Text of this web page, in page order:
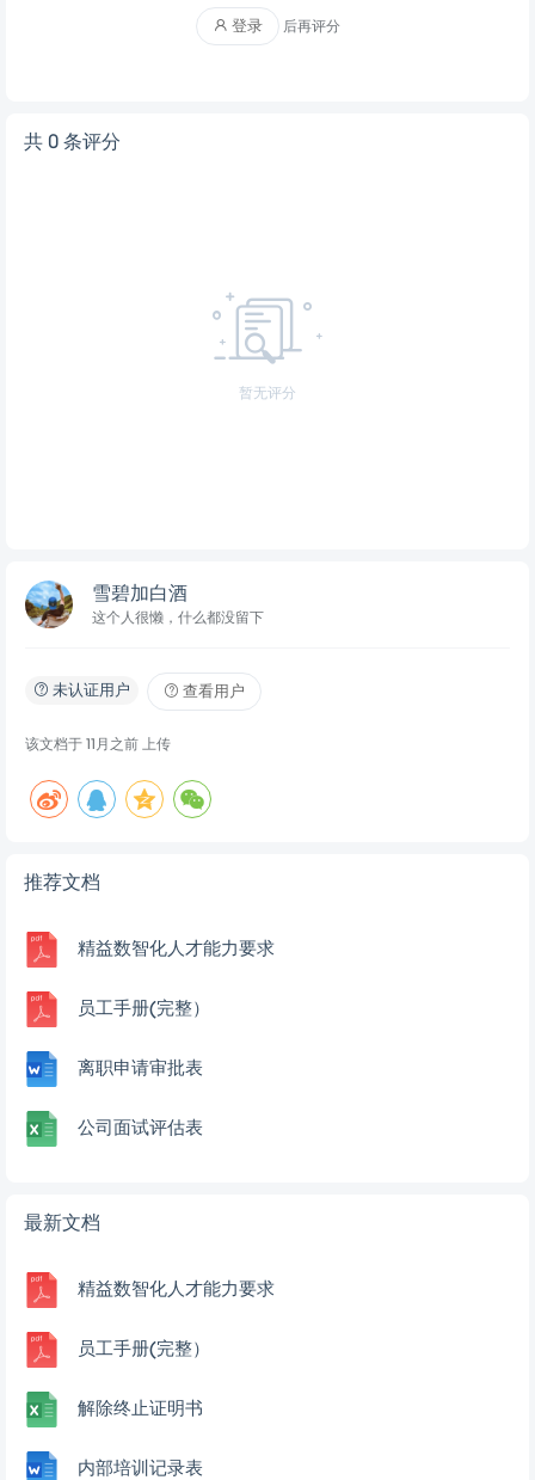
登录 后再评分
共 0 条评分
暂无评分
雪碧加白酒
这个人很懒，什么都没留下
未认证用户 查看用户
该文档于 11月之前 上传
推荐文档
精益数智化人才能力要求
员工手册(完整）
离职申请审批表
公司面试评估表
最新文档
精益数智化人才能力要求
员工手册(完整）
解除终止证明书
内部培训记录表